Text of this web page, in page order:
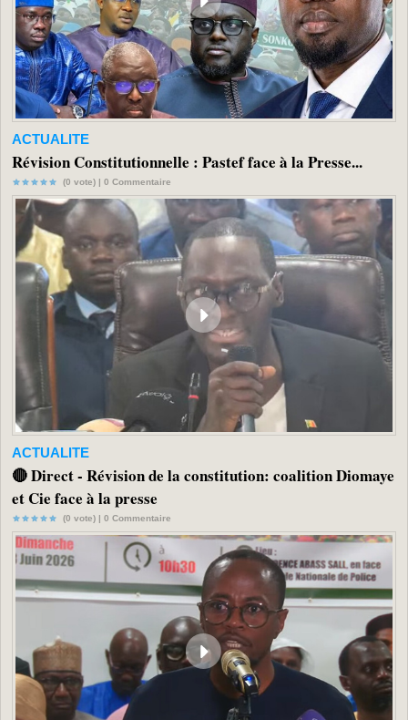
ACTUALITE
Révision Constitutionnelle : Pastef face à la Presse...
(0 vote) | 0 Commentaire
ACTUALITE
🔴 Direct - Révision de la constitution: coalition Diomaye
et Cie face à la presse
(0 vote) | 0 Commentaire